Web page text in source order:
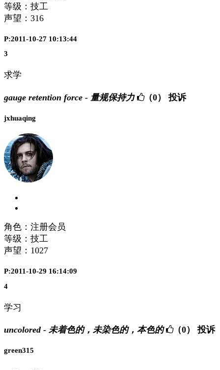
等级：技工
声望： 316
P:2011-10-27 10:13:44
3
求学
gauge retention force - 量规保持力 （0） 投诉
jxhuaqing
角色：注册会员
等级：技工
声望： 1027
P:2011-10-29 16:14:09
4
学习
uncolored - 未着色的，未染色的，本色的 （0） 投诉
green315